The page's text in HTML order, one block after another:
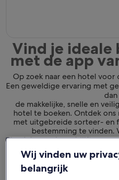
Vind je ideale
met de app
Op zoek naar een hotel
Een geweldige ervaring met
dan
de makkelijke, snelle en
hotel te boeken. Ontdek ons
met uitgebreide sorteer- en
bestemming te vinden.
de plek waar je verblijft
je het
Beschikbaar voor
Wij vinden uw
belangrijk